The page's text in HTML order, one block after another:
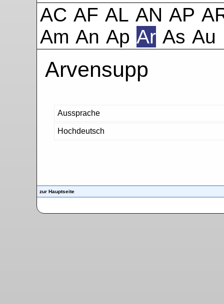
AC AF AL AN AP
Am An Ap Ar As Au
Arvensupp
Aussprache
Hochdeutsch
zur Hauptseite